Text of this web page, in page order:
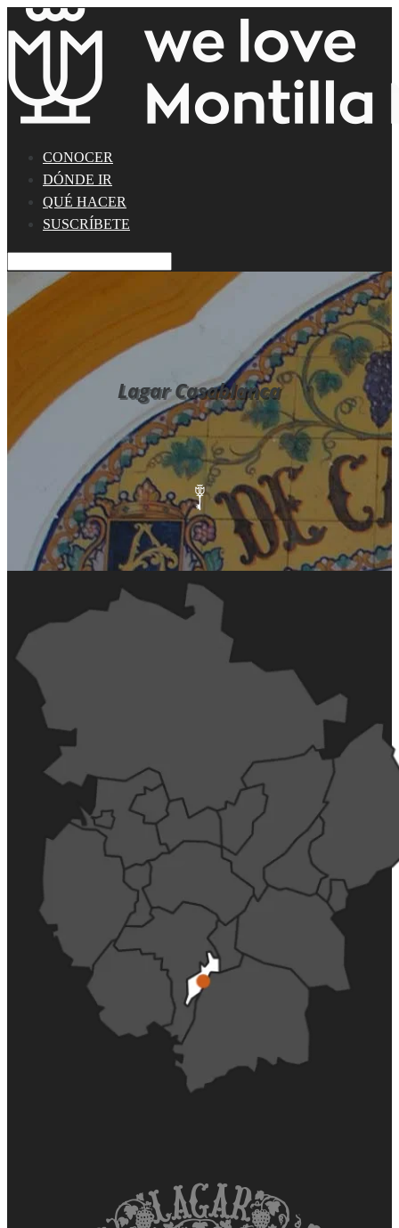
CONOCER
DÓNDE IR
QUÉ HACER
SUSCRÍBETE
Lagar Casablanca